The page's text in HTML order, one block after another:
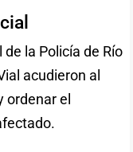
la Policía de Río
acudieron al
ordenar el